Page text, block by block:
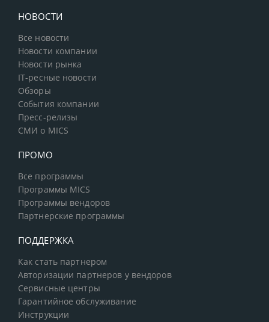
НОВОСТИ
Все новости
Новости компании
Новости рынка
IT-ресные новости
Обзоры
События компании
Пресс-релизы
СМИ о MICS
ПРОМО
Все программы
Программы MICS
Программы вендоров
Партнерские программы
ПОДДЕРЖКА
Как стать партнером
Авторизации партнеров у вендоров
Сервисные центры
Гарантийное обслуживание
Инструкции